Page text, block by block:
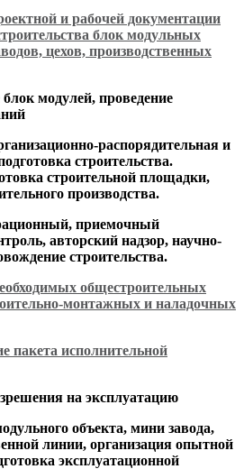
и рабочей документации
блок модульных
цехов, производственных
модулей, проведение
распорядительная и
строительства.
строительной площадки,
производства.
приемочный
авторский надзор, научно-
строительства.
общестроительных
монтажных и наладочных
пакета исполнительной
на эксплуатацию
объекта, мини завода,
линии, организация опытной
эксплуатационной